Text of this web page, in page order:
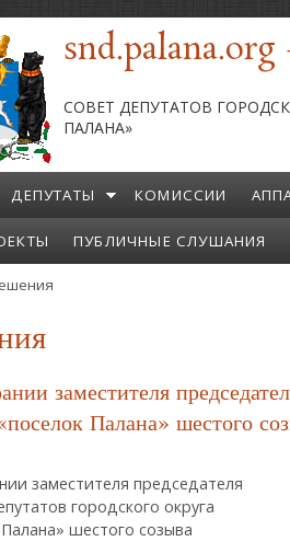
snd.palana.org
СОВЕТ ДЕПУТАТОВ
ПАЛАНА»
ДЕПУТАТЫ КОМИССИИ
ПУБЛИЧНЫЕ СЛУШАНИЯ
заместителя
Палана» шестого
заместителя председателя
городского округа
шестого созыва